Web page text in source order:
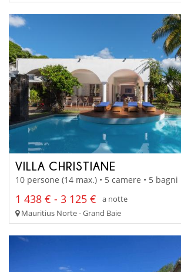
VILLA CHRISTIANE
10 persone (14 max.) • 5 camere • 5 bagni
1 438 € - 3 125 €
a notte
Mauritius Norte - Grand Baie